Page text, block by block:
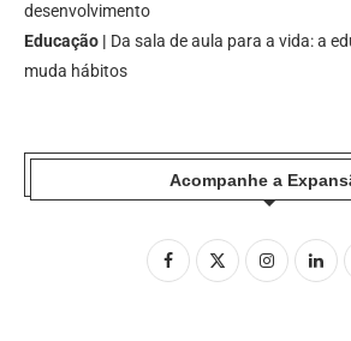
desenvolvimento
Educação | Da sala de aula para a vida: a
muda hábitos
Acompanhe a